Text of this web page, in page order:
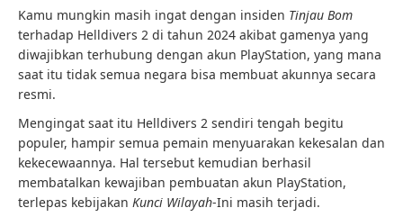
Kamu mungkin masih ingat dengan insiden Tinjau Bom
terhadap Helldivers 2 di tahun 2024 akibat gamenya yang
diwajibkan terhubung dengan akun PlayStation, yang mana
saat itu tidak semua negara bisa membuat akunnya secara
resmi.
Mengingat saat itu Helldivers 2 sendiri tengah begitu
populer, hampir semua pemain menyuarakan kekesalan dan
kekecewaannya. Hal tersebut kemudian berhasil
membatalkan kewajiban pembuatan akun PlayStation,
terlepas kebijakan Kunci Wilayah-Ini masih terjadi.